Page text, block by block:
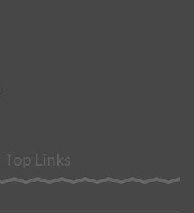
Top Links